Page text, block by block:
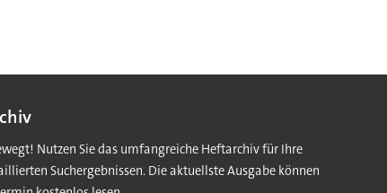
Nutzen Sie das umfangreiche Heftarchiv für Ihre
Suchergebnissen. Die aktuellste Ausgabe können